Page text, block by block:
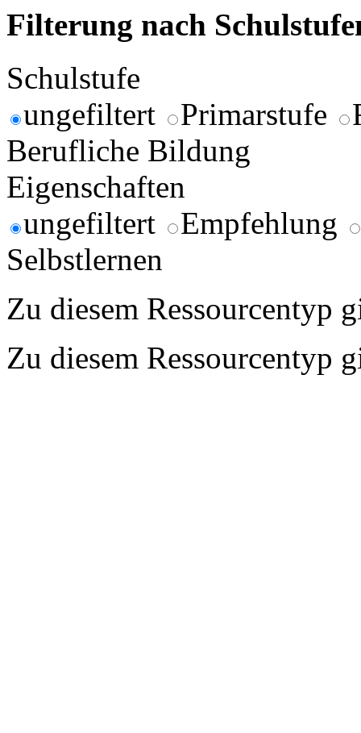
Filterung nach
Schulstufe
ungefiltert
Primarstufe
Berufliche Bildung
Eigenschaften
ungefiltert
Empfehlung
Selbstlernen
Zu diesem Ressourcentyp
Zu diesem Ressourcentyp